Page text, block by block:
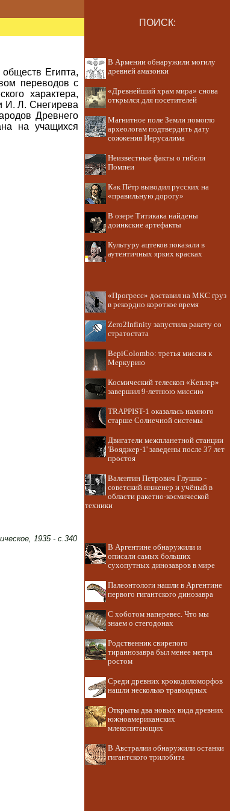
ПОИСК:
Египта,
переводов с
характера,
И. Л. Снегирева
Древнего
на учащихся
1935 - с.340
В Армении обнаружили могилу
древней амазонки
«Древнейший храм мира» снова
открылся для посетителей
Магнитное поле Земли помогло
археологам подтвердить дату
сожжения Иерусалима
Неизвестные факты о гибели
Помпеи
Как Пётр выводил русских на
«правильную дорогу»
В озере Титикака найдены
доинкские артефакты
Культуру ацтеков показали в
аутентичных ярких красках
«Прогресс» доставил на МКС груз
в рекордно короткое время
Zero2Infinity запустила ракету со
стратостата
BepiColombo: третья миссия к
Меркурию
Космический телескоп «Кеплер»
завершил 9-летнюю миссию
TRAPPIST-1 оказалась намного
старше Солнечной системы
Двигатели межпланетной станции
'Вояджер-1' заведены после 37 лет
простоя
Валентин Петрович Глушко -
советский инженер и учёный в
области ракетно-космической
техники
В Аргентине обнаружили и
описали самых больших
сухопутных динозавров в мире
Палеонтологи нашли в Аргентине
первого гигантского динозавра
С хоботом наперевес. Что мы
знаем о стегодонах
Родственник свирепого
тираннозавра был менее метра
ростом
Среди древних крокодиломорфов
нашли несколько травоядных
Открыты два новых вида древних
южноамериканских
млекопитающих
В Австралии обнаружили останки
гигантского трилобита